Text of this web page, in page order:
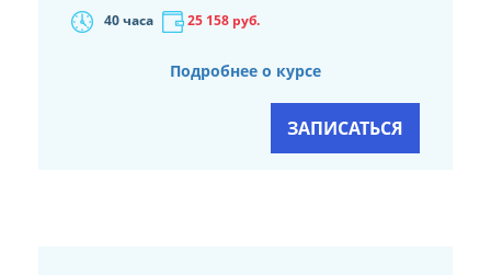
40 часа 25 158 руб.
Подробнее о курсе
ЗАПИСАТЬСЯ